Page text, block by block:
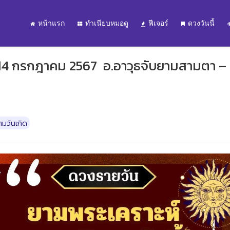
หน้าแรก ทำเนียบหมอดู ฟีเจอร์ ดวงวันนี้
กรกฎาคม 2567 อ.อาวุธจับยามสามตา
วันเกิด